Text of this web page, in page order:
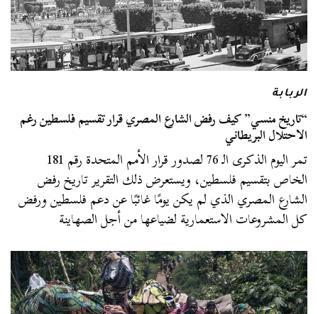
الربابة
“تاريخ منسي” كيف رفض الشارع المصري قرار تقسيم فلسطين رغم
الاحتلال البريطاني
تمر اليوم الذكرى الـ 76 لصدور قرار الأمم المتحدة رقم 181
الخاص بتقسيم فلسطين، ويستعرض ذلك التقرير تاريخ رفض
الشارع المصري الذي لم يكن يومًا غائبًا عن دعم فلسطين ورفض
كل المشروعات الاستعمارية لضياعها من أجل الصهاينة